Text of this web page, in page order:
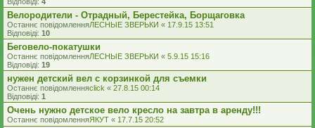
Велородители - Отрадный, Берестейка, Борщаговка
Останнє повідомленняЛЕСНЫЕ ЗВЕРЬКИ « 17.9.15 13:51
Відповіді: 10
Беговело-покатушки
Останнє повідомленняЛЕСНЫЕ ЗВЕРЬКИ « 5.9.15 15:16
Відповіді: 19
нужен детский вел с корзинкой для съемки
Останнє повідомленняclick « 27.8.15 00:14
Відповіді: 1
Очень нужно детское вело кресло на завтра в аренду!!!
Останнє повідомленняЯКУТ « 17.7.15 20:52